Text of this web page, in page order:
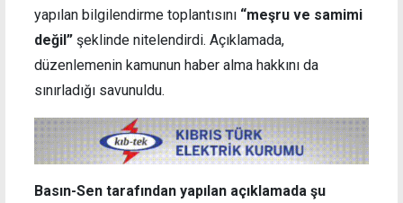
yapılan bilgilendirme toplantısını “meşru ve samimi
değil” şeklinde nitelendirdi. Açıklamada,
düzenlemenin kamunun haber alma hakkını da
sınırladığı savunuldu.
Basın-Sen tarafından yapılan açıklamada şu